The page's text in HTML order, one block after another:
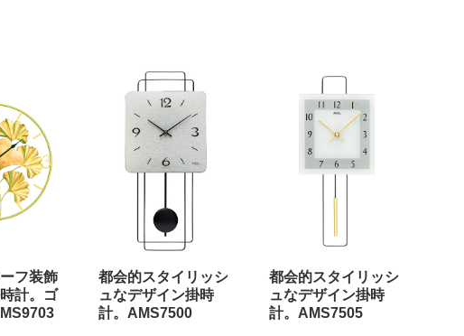
フ装飾
計。ゴ
都会的スタイリッシ
ュなデザイン掛時
計。AMS7500
都会的スタイリッシ
ュなデザイン掛時
計。AMS7505